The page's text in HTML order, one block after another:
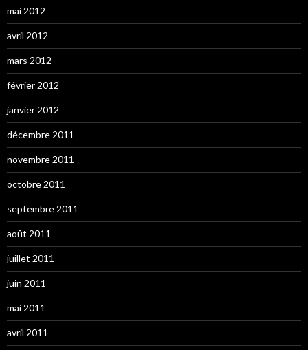
mai 2012
avril 2012
mars 2012
février 2012
janvier 2012
décembre 2011
novembre 2011
octobre 2011
septembre 2011
août 2011
juillet 2011
juin 2011
mai 2011
avril 2011